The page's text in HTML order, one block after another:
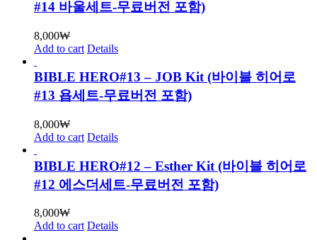
#14 바울세트-무료버전 포함)
8,000₩
Add to cart Details
BIBLE HERO#13 – JOB Kit (바이블 히어로
#13 욥세트-무료버전 포함)
8,000₩
Add to cart Details
BIBLE HERO#12 – Esther Kit (바이블 히어로
#12 에스더세트-무료버전 포함)
8,000₩
Add to cart Details